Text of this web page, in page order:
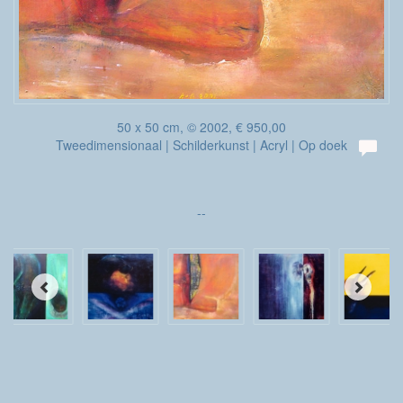
50 x 50 cm, © 2002, € 950,00
Tweedimensionaal | Schilderkunst | Acryl | Op doek
--